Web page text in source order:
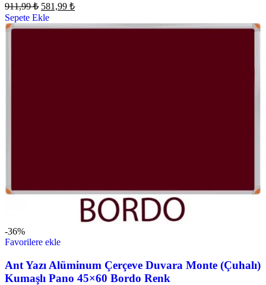
911,99₺ 581,99 ₺
Sepete Ekle
-36%
Favorilere ekle
Ant Yazı Alüminum Çerçeve Duvara Monte (Çuhalı)
Kumaşlı Pano 45×60 Bordo Renk